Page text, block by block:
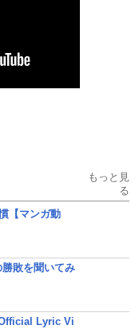
もっと見
る
【マンガ動
勝敗を聞いてみ
Lyric Vi